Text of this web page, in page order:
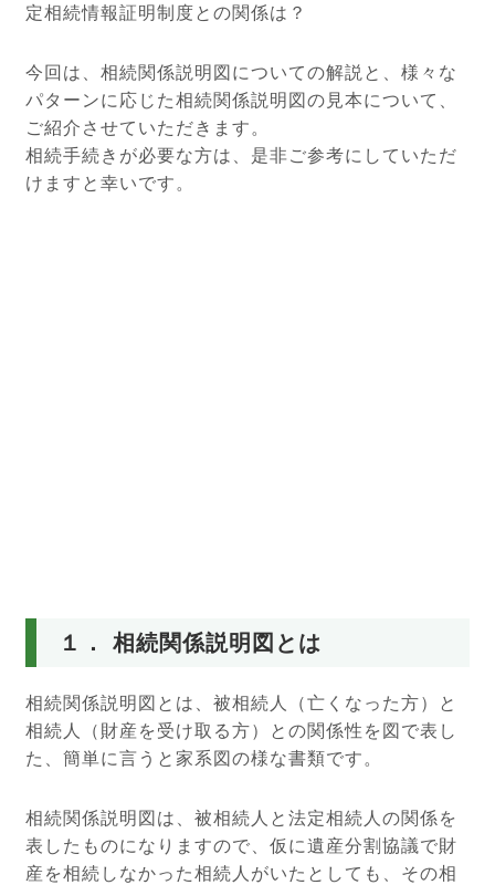
定相続情報証明制度との関係は？
今回は、相続関係説明図についての解説と、様々な
パターンに応じた相続関係説明図の見本について、
ご紹介させていただきます。
相続手続きが必要な方は、是非ご参考にしていただ
けますと幸いです。
１． 相続関係説明図とは
相続関係説明図とは、被相続人（亡くなった方）と
相続人（財産を受け取る方）との関係性を図で表し
た、簡単に言うと家系図の様な書類です。
相続関係説明図は、被相続人と法定相続人の関係を
表したものになりますので、仮に遺産分割協議で財
産を相続しなかった相続人がいたとしても、その相